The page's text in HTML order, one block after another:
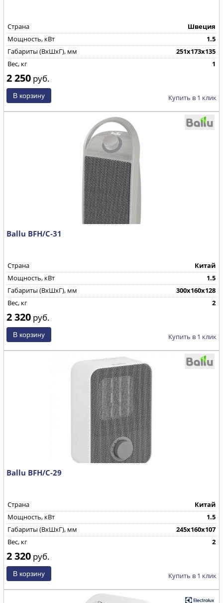
Страна
Швеция
Мощность, кВт
1.5
Габариты (ВхШхГ), мм
251x173x135
Вес, кг
1
2 250 руб.
Купить в 1 клик
Ballu BFH/С-31
Страна
Китай
Мощность, кВт
1.5
Габариты (ВхШхГ), мм
300х160х128
Вес, кг
2
2 320 руб.
Купить в 1 клик
Ballu BFH/С-29
Страна
Китай
Мощность, кВт
1.5
Габариты (ВхШхГ), мм
245х160х107
Вес, кг
2
2 320 руб.
Купить в 1 клик